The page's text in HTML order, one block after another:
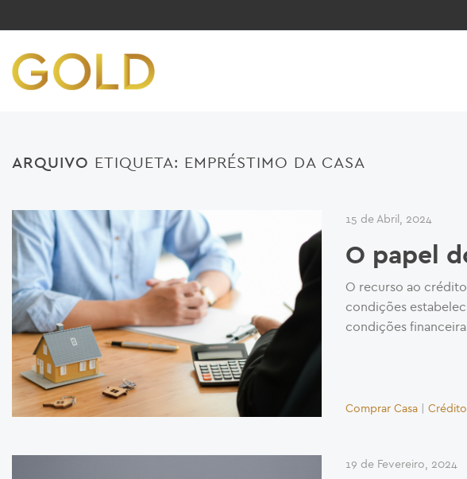
ARQUIVO ETIQUETA: EMPRÉSTIMO DA CASA
15 de Abril, 2024
O papel
O recurso ao
condições
condições
Comprar Casa |
19 de Fevereiro, 2024